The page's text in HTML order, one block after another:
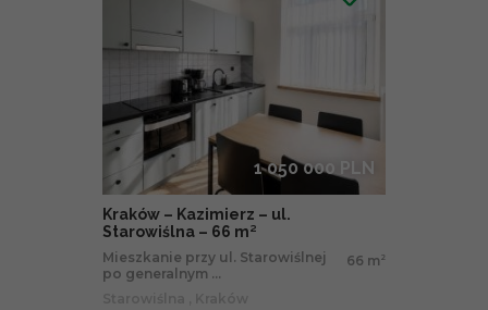
1 050 000 PLN
Kraków – Kazimierz – ul.
Starowiślna – 66 m²
Mieszkanie przy ul. Starowiślnej
po generalnym ...
66 m 2